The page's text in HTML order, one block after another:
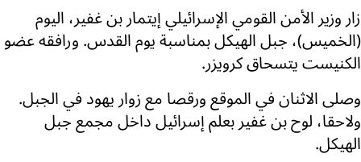
زار وزير الأمن القومي الإسرائيلي إيتمار بن غفير، اليوم
(الخميس)، جبل الهيكل بمناسبة يوم القدس. ورافقه عضو
الكنيست يتسحاق كرويزر.
وصلى الاثنان في الموقع ورقصا مع زوار يهود في الجبل.
ولاحقا، لوح بن غفير بعلم إسرائيل داخل مجمع جبل
الهيكل.